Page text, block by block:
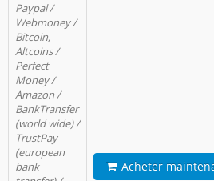
Paypal /
Webmoney /
Bitcoin,
Altcoins /
Perfect
Money /
Amazon /
BankTransfer
(world wide) /
TrustPay
(european
bank
Acheter